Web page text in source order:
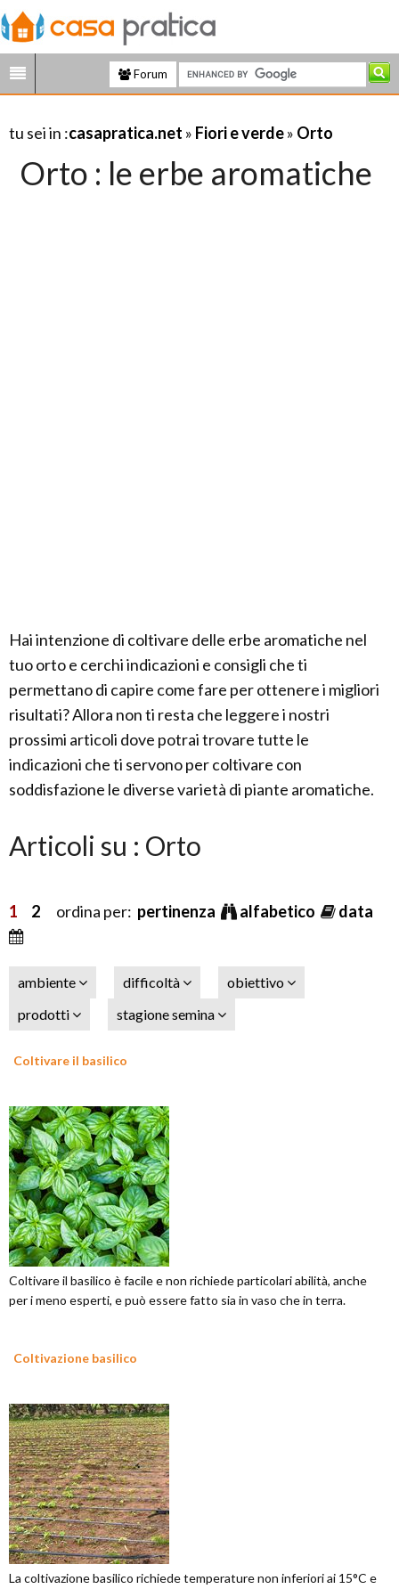
Forum
tu sei in :casapratica.net » Fiori e verde» Orto
Orto : le erbe aromatiche
Hai intenzione di coltivare delle erbe aromatiche nel
tuo orto e cerchi indicazioni e consigli che ti
permettano di capire come fare per ottenere i migliori
risultati? Allora non ti resta che leggere i nostri
prossimi articoli dove potrai trovare tutte le
indicazioni che ti servono per coltivare con
soddisfazione le diverse varietà di piante aromatiche.
Articoli su : Orto
1 2 ordina per: pertinenza alfabetico data
ambiente difficoltà
obiettivo
prodotti
stagione semina
Coltivare il basilico
Coltivare il basilico è facile e non richiede particolari abilità, anche
per i meno esperti, e può essere fatto sia in vaso che in terra.
Coltivazione basilico
La coltivazione basilico richiede temperature non inferiori ai 15°C e